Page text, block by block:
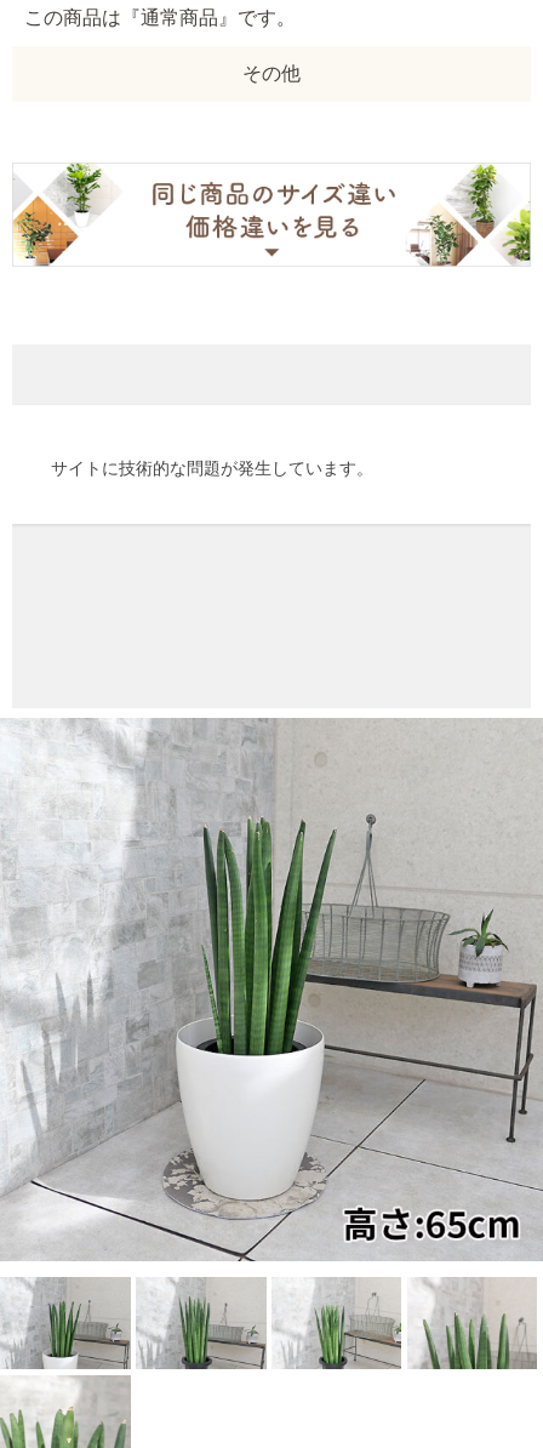
この商品は『通常商品』です。
その他